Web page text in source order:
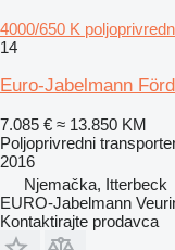
4000/650 K
14
Euro-Jabelmann
7.085 € ≈ 13.850 KM
Poljoprivredni
2016
Njemačka, Itterbeck
EURO-Jabelmann
Kontaktirajte prodavca